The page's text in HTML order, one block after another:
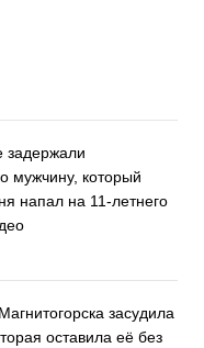
задержали
мужчину, который
напал на 11-летнего
засудила
оставила её без